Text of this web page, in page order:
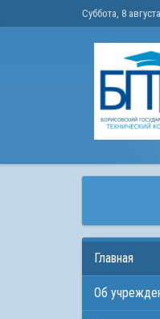
Суббота, 8
Главная
Об